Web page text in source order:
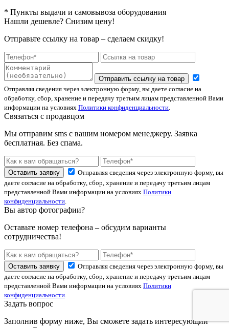
* Пункты выдачи и самовывоза оборудования
Нашли дешевле? Снизим цену!
Отправьте ссылку на товар – сделаем скидку!
Отправить ссылку на товар
Отправляя сведения через электронную форму, вы даете согласие на
обработку, сбор, хранение и передачу третьим лицам представленной Вами
информации на условиях Политики конфиденциальности.
Связаться с продавцом
Мы отправим sms с вашим номером менеджеру. Заявка
бесплатная. Без спама.
Оставить заявку
Отправляя сведения через электронную форму, вы
даете согласие на обработку, сбор, хранение и передачу третьим лицам
представленной Вами информации на условиях Политики
конфиденциальности.
Вы автор фотографии?
Оставьте номер телефона – обсудим варианты
сотрудничества!
Оставить заявку
Отправляя сведения через электронную форму, вы
даете согласие на обработку, сбор, хранение и передачу третьим лицам
представленной Вами информации на условиях Политики
конфиденциальности.
Задать вопрос
Заполнив форму ниже, Вы сможете задать интересующий